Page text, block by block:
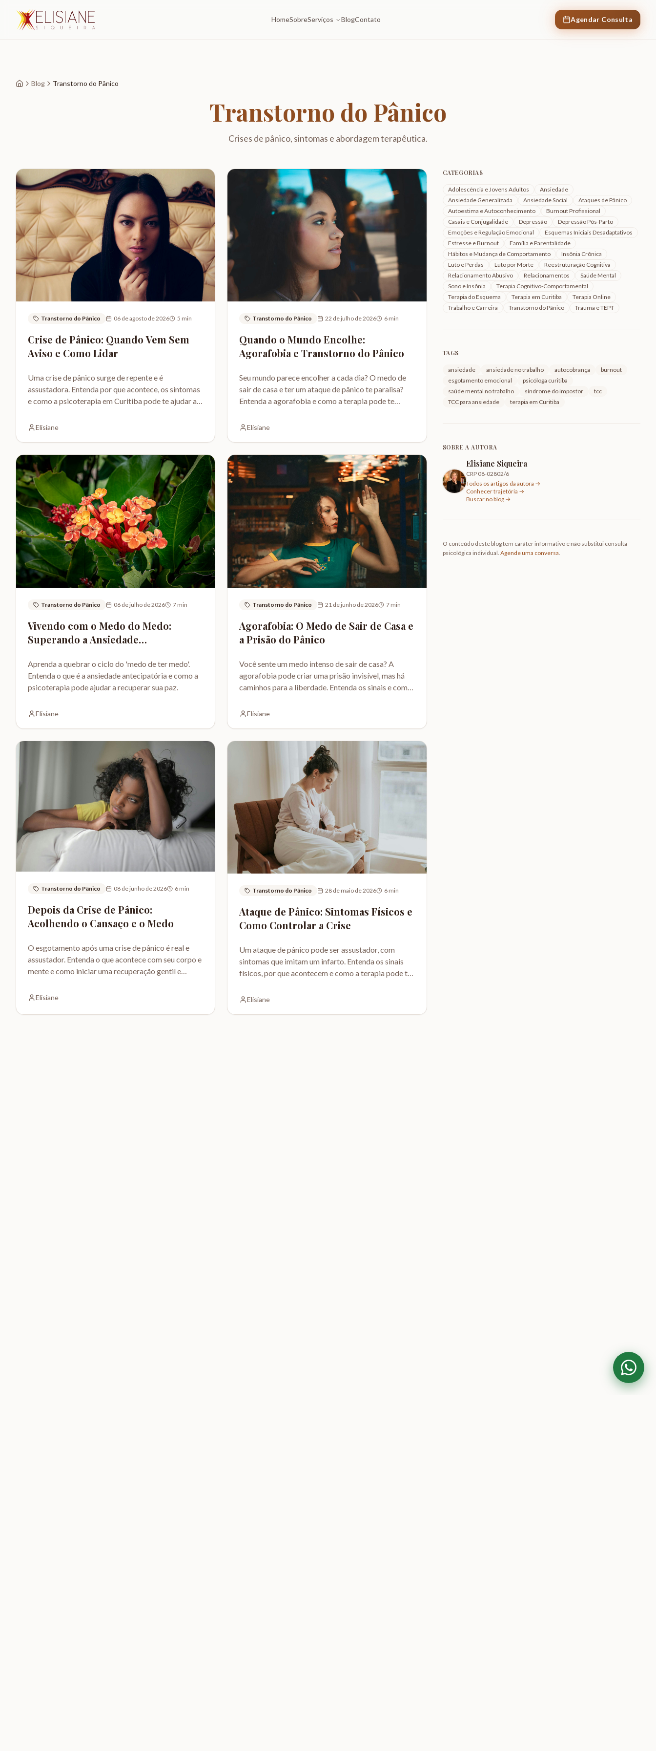
HomeSobreServiços BlogContato Agendar Consulta
Blog Transtorno do Pânico
Transtorno do Pânico
Crises de pânico, sintomas e abordagem terapêutica.
Transtorno do Pânico 06 de agosto de 2026 5 min
Crise de Pânico: Quando Vem Sem
Aviso e Como Lidar
Uma crise de pânico surge de repente e é
assustadora. Entenda por que acontece, os sintomas
e como a psicoterapia em Curitiba pode te ajudar a
Elisiane
Transtorno do Pânico 22 de julho de 2026 6min
Quando o Mundo Encolhe:
Agorafobia e Transtorno do Pânico
Seu mundo parece encolher a cada dia? O medo de
sair de casa e ter um ataque de pânico te paralisa?
Entenda a agorafobia e como a terapia pode te
Elisiane
Transtorno do Pânico 06 de julho de 2026 7min
Vivendo com o Medo do Medo:
Superando a Ansiedade
Aprenda a quebrar o ciclo do 'medo de ter medo'.
Entenda o que é a ansiedade antecipatória e como a
psicoterapia pode ajudar a recuperar sua paz.
Elisiane
Transtorno do Pânico 21 de junho de 2026 7min
Agorafobia: O Medo de Sair de Casa e
a Prisão do Pânico
Você sente um medo intenso de sair de casa? A
agorafobia pode criar uma prisão invisível, mas há
caminhos para a liberdade. Entenda os sinais e como
Elisiane
Transtorno do Pânico 08 de junho de 2026 6min
Depois da Crise de Pânico:
Acolhendo o Cansaço e o Medo
O esgotamento após uma crise de pânico é real e
assustador. Entenda o que acontece com seu corpo e
mente e como iniciar uma recuperação gentil e
Elisiane
Transtorno do Pânico 28 de maio de 2026 6min
Ataque de Pânico: Sintomas Físicos e
Como Controlar a Crise
Um ataque de pânico pode ser assustador, com
sintomas que imitam um infarto. Entenda os sinais
físicos, por que acontecem e como a terapia pode te
Elisiane
CATEGORIAS
Adolescência e Jovens Adultos
Ansiedade
Ansiedade Generalizada
Ansiedade Social
Ataques de Pânico
Autoestima e Autoconhecimento
Burnout Profissional
Casais e Conjugalidade
Depressão
Depressão Pós-Parto
Emoções e Regulação Emocional
Esquemas Iniciais Desadaptativos
Estresse e Burnout
Família e Parentalidade
Hábitos e Mudança de Comportamento
Insônia Crônica
Luto e Perdas
Luto por Morte
Reestruturação Cognitiva
Relacionamento Abusivo
Relacionamentos
Saúde Mental
Sono e Insônia
Terapia Cognitivo-Comportamental
Terapia do Esquema
Terapia em Curitiba
Terapia Online
Trabalho e Carreira
Transtorno do Pânico Trauma e TEPT
TAGS
ansiedade ansiedade no trabalho autocobrança
burnout
esgotamento emocional
psicóloga curitiba
saúde mental no trabalho
síndrome do impostor
tcc
TCC para ansiedade
terapia em Curitiba
SOBRE A AUTORA
Elisiane Siqueira
CRP 08-02802/6
Todos os artigos da autora →
Conhecer trajetória →
Buscar no blog →
O conteúdo deste blog tem caráter informativo e não substitui consulta
psicológica individual. Agende uma conversa.